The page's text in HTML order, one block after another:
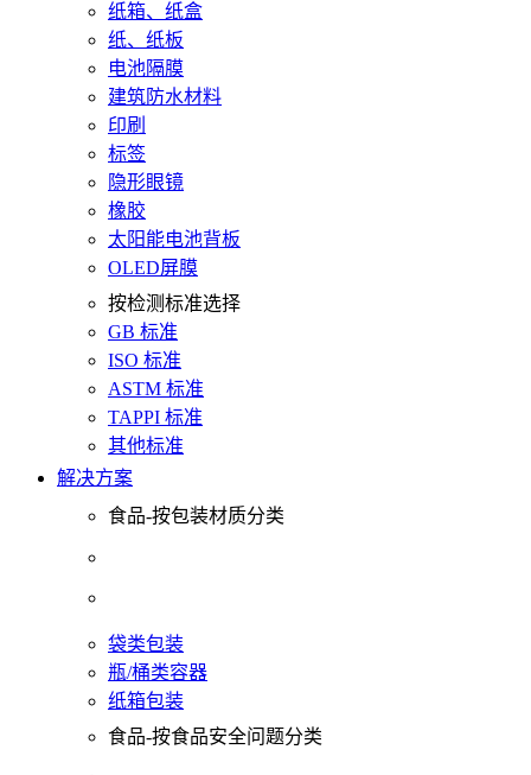
纸箱、纸盒
纸、纸板
电池隔膜
建筑防水材料
印刷
标签
隐形眼镜
橡胶
太阳能电池背板
OLED屏膜
按检测标准选择
GB 标准
ISO 标准
ASTM 标准
TAPPI 标准
其他标准
解决方案
食品-按包装材质分类
袋类包装
瓶/桶类容器
纸箱包装
食品-按食品安全问题分类